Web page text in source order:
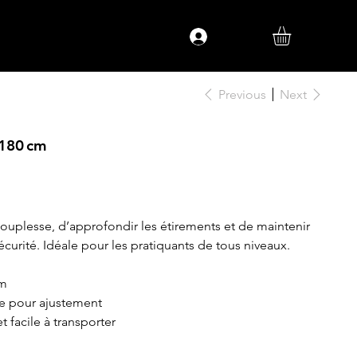
Previous Next
cm
d’approfondir les étirements et de maintenir
Idéale pour les pratiquants de tous niveaux.
pour ajustement
facile à transporter